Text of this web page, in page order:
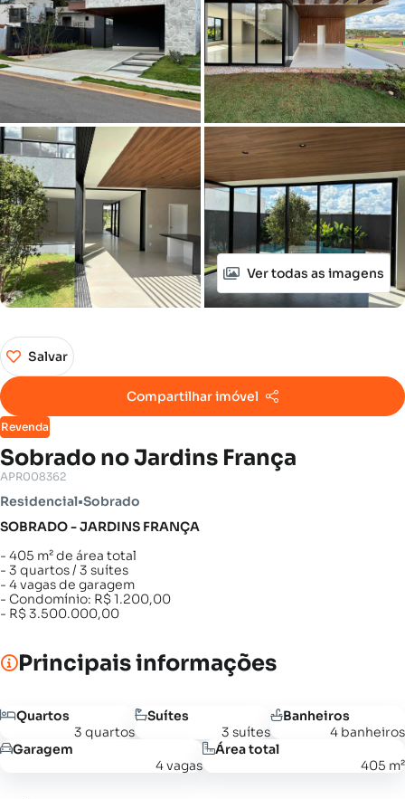
Ver todas as imagens
Revenda
Sobrado no Jardins França
Salvar
Compartilhar imóvel
APR008362
Residencial•Sobrado
SOBRADO - JARDINS FRANÇA
- 405 m² de área total
- 3 quartos / 3 suítes
- 4 vagas de garagem
- Condomínio: R$ 1.200,00
- R$ 3.500.000,00
Principais informações
Quartos
3 quartos
Suítes
3 suítes
Banheiros
4 banheiros
Garagem
4 vagas
Área total
405 m²